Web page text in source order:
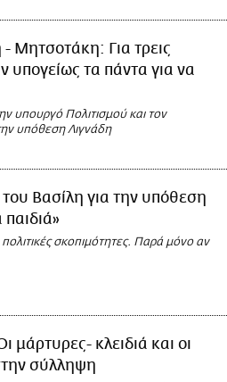
Μητσοτάκη: Για τρεις
τα πάντα για να
υπουργό Πολιτισμού και τον
υπόθεση Λιγνάδη
Βασίλη για την υπόθεση
σκοπιμότητες. Παρά μόνο αν
μάρτυρες- κλειδιά και οι
σύλληψη